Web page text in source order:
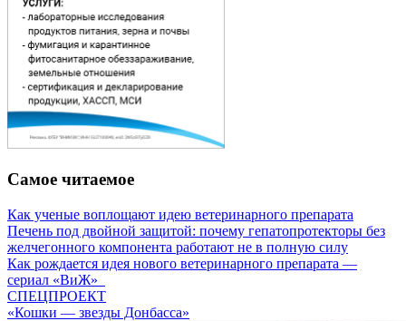
Самое читаемое
Как ученые воплощают идею ветеринарного препарата
Печень под двойной защитой: почему гепатопротекторы без
желчегонного компонента работают не в полную силу
Как рождается идея нового ветеринарного препарата —
сериал «ВиЖ»
СПЕЦПРОЕКТ
«Кошки — звезды Донбасса»